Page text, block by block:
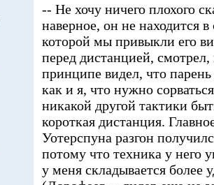
-- Не хочу ничего плохого
наверное, он не находится
которой мы привыкли его
перед дистанцией, смотрел,
принципе видел, что
как и я, что нужно
никакой другой тактики
короткая дистанция.
Уотерспуна разгон
потому что техника у него
у меня складывается более